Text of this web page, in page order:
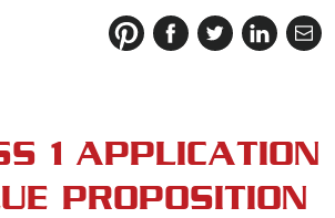
1 APPLICATION
PROPOSITION